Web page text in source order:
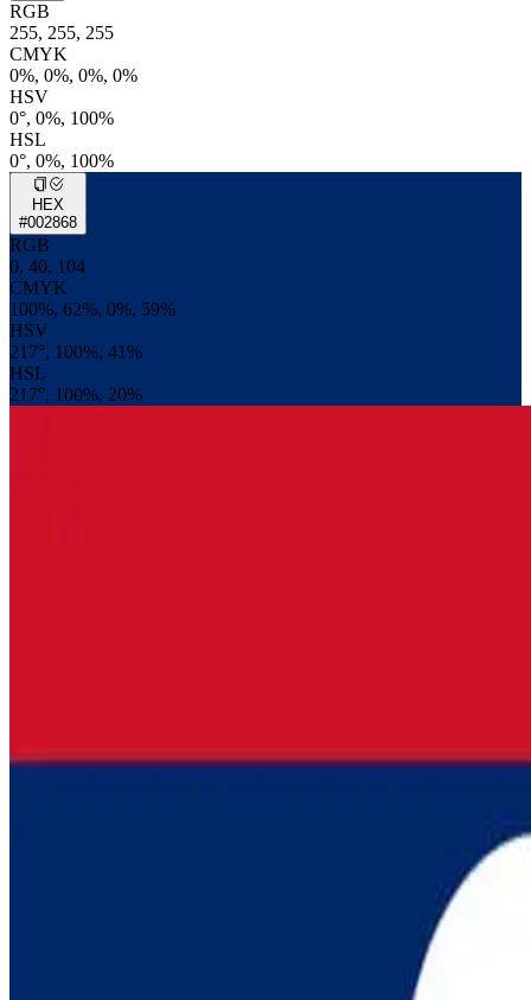
RGB
255, 255, 255
CMYK
0%, 0%, 0%, 0%
HSV
0°, 0%, 100%
HSL
0°, 0%, 100%
HEX
#002868
RGB
0, 40, 104
CMYK
100%, 62%, 0%, 59%
HSV
217°, 100%, 41%
HSL
217°, 100%, 20%